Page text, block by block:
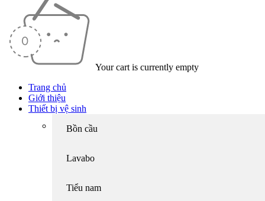
Your cart is currently empty
Trang chủ
Giới thiệu
Thiết bị vệ sinh
Bồn cầu
Lavabo
Tiểu nam